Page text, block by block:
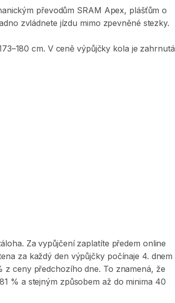
převodům SRAM Apex​​​​,​ plášťům o
zvládnete jízdu mimo zpevněné stezky.
cm. V ceně výpůjčky kola je zahrnutá
Za vypůjčení zaplatíte předem online
za každý den výpůjčky počínaje 4. dnem
z ceny předchozího dne. To znamená, že
% a stejným způsobem až do minima 40